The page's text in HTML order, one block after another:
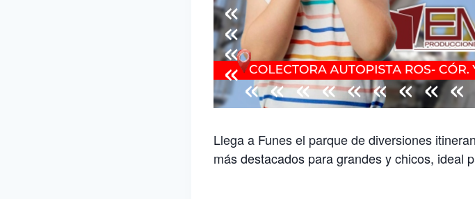
Llega a Funes el parque de diversiones
más destacados para grandes y chicos, ideal